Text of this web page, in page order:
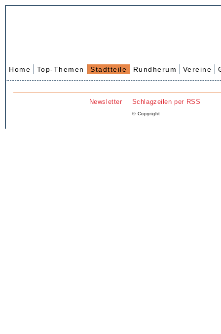
Home Top-Themen Stadtteile Rundherum Vereine
Newsletter Schlagzeilen per RSS
© Copyright